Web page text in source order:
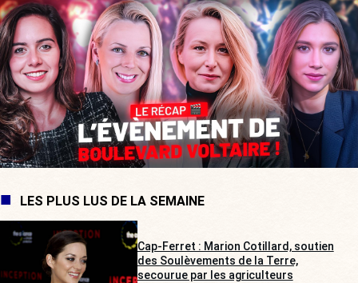
LES PLUS LUS DE LA SEMAINE
Cap-Ferret : Marion Cotillard, soutien
des Soulèvements de la Terre,
secourue par les agriculteurs